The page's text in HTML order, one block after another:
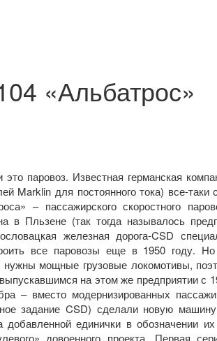
«Альбатрос»
паровоз. Известная германская
Marklin для постоянного тока) все-
– пассажирского скоростного
в Пльзене (так тогда называлось
железная дорога-CSD
все паровозы еще в 1950 году.
нужны мощные грузовые локомотивы,
на этом же предприятии с
– вместо модернизированных
задание CSD) сделали новую
добавленной единички в обозначении
довоенного проекта. Первая